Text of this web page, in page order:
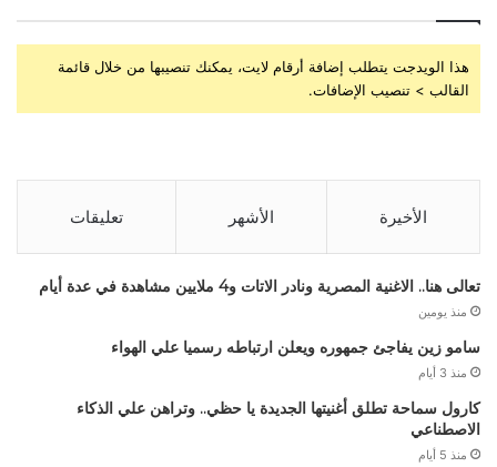
هذا الويدجت يتطلب إضافة أرقام لايت، يمكنك تنصيبها من خلال قائمة
القالب > تنصيب الإضافات.
الأخيرة الأشهر تعليقات
تعالى هنا.. الاغنية المصرية ونادر الاتات و4 ملايين مشاهدة في عدة أيام
منذ يومين
سامو زين يفاجئ جمهوره ويعلن ارتباطه رسميا علي الهواء
منذ 3 أيام
كارول سماحة تطلق أغنيتها الجديدة يا حظي.. وتراهن علي الذكاء
الاصطناعي
منذ 5 أيام